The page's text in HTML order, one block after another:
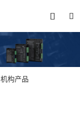


机构产品